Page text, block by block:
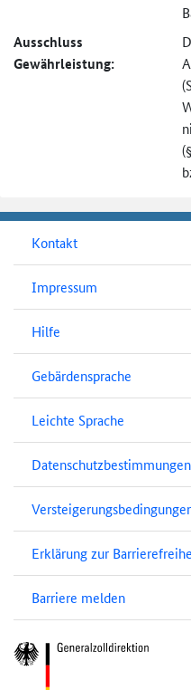
Ausschluss
Gewährleistung:
Kontakt
Impressum
Hilfe
Gebärdensprache
Leichte Sprache
Datenschutzbestimmungen
Erklärung zur
Barriere melden